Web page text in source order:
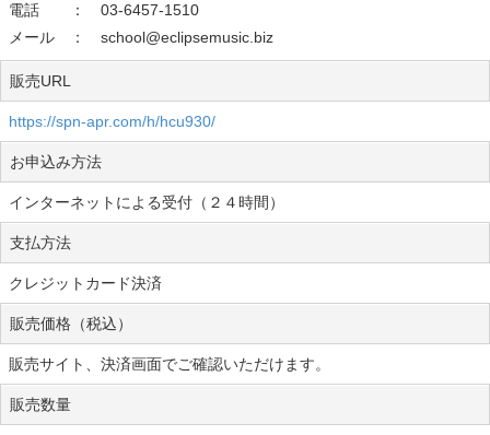
電話 ： 03-6457-1510
メール ： school@eclipsemusic.biz
販売URL
https://spn-apr.com/h/hcu930/
お申込み方法
インターネットによる受付（２４時間）
支払方法
クレジットカード決済
販売価格（税込）
販売サイト、決済画面でご確認いただけます。
販売数量